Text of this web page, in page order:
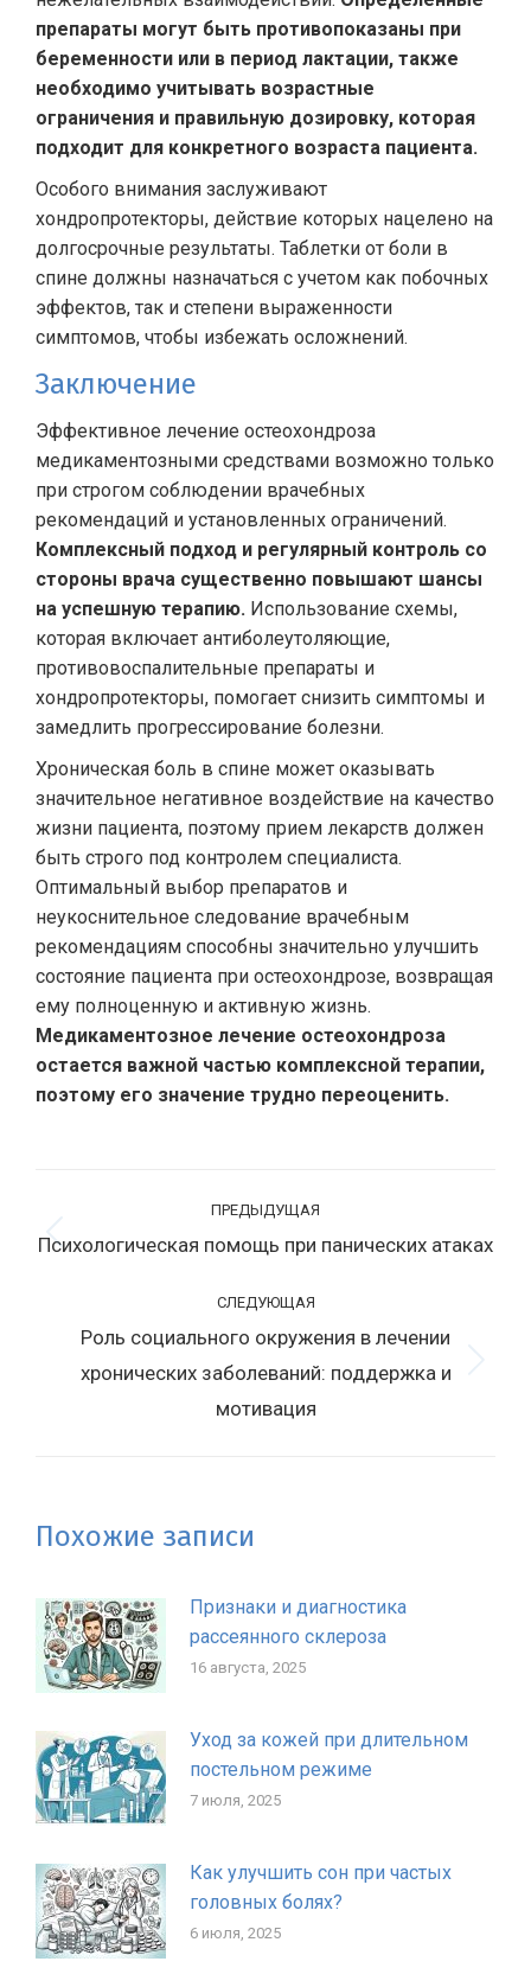
препараты могут быть противопоказаны при
беременности или в период лактации, также
необходимо учитывать возрастные
ограничения и правильную дозировку, которая
подходит для конкретного возраста пациента.
Особого внимания заслуживают
хондропротекторы, действие которых нацелено на
долгосрочные результаты. Таблетки от боли в
спине должны назначаться с учетом как побочных
эффектов, так и степени выраженности
симптомов, чтобы избежать осложнений.
Заключение
Эффективное лечение остеохондроза
медикаментозными средствами возможно только
при строгом соблюдении врачебных
рекомендаций и установленных ограничений.
Комплексный подход и регулярный контроль со
стороны врача существенно повышают шансы
на успешную терапию. Использование схемы,
которая включает антиболеутоляющие,
противовоспалительные препараты и
хондропротекторы, помогает снизить симптомы и
замедлить прогрессирование болезни.
Хроническая боль в спине может оказывать
значительное негативное воздействие на качество
жизни пациента, поэтому прием лекарств должен
быть строго под контролем специалиста.
Оптимальный выбор препаратов и
неукоснительное следование врачебным
рекомендациям способны значительно улучшить
состояние пациента при остеохондрозе, возвращая
ему полноценную и активную жизнь.
Медикаментозное лечение остеохондроза
остается важной частью комплексной терапии,
поэтому его значение трудно переоценить.
записям
ПРЕДЫДУЩАЯ
Предыдущая
Психологическая помощь при панических атаках
СЛЕДУЮЩАЯ
Следующая
запись:
Роль социального окружения в лечении
хронических заболеваний: поддержка и
мотивация
Похожие записи
Признаки и диагностика
рассеянного склероза
16 августа, 2025
Уход за кожей при длительном
постельном режиме
7 июля, 2025
Как улучшить сон при частых
головных болях?
6 июля, 2025